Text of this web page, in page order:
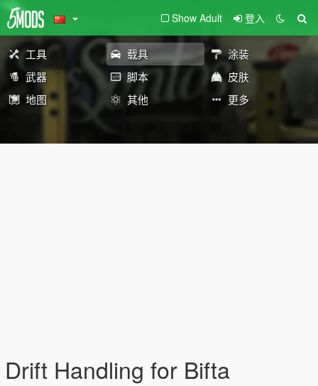
Show Adult 登入
工具 载具
涂装
武器
脚本
皮肤
地图
其他 更多
Drift Handling for Bifta